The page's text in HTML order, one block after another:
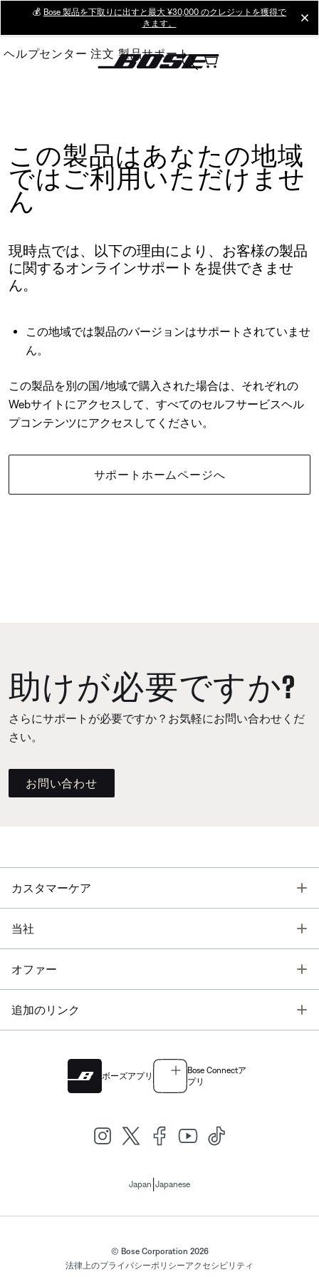
Main
💰 Bose 製品を下取りに出すと最大 ¥30,000 のクレジットを獲得で
きます。
ヘルプセンター 注文 製品サポート
この製品はあなたの地域
ではご利用いただけませ
ん
現時点では、以下の理由により、お客様の製品
に関するオンラインサポートを提供できませ
ん。
この地域では製品のバージョンはサポートされていませ
ん。
この製品を別の国/地域で購入された場合は、それぞれの
Webサイトにアクセスして、すべてのセルフサービスヘル
プコンテンツにアクセスしてください。
サポートホームページへ
助けが必要ですか?
さらにサポートが必要ですか？お気軽にお問い合わせくだ
さい。
お問い合わせ
カスタマーケア
当社
オファー
追加のリンク
ボーズアプリ
Bose Connectア
プリ
Japan Japanese
© Bose Corporation 2026
法律上のプライバシーポリシーアクセシビリティ